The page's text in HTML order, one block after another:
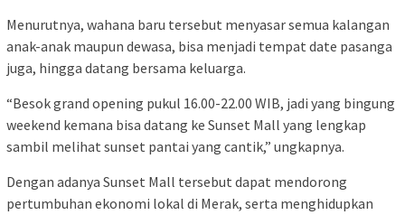
Menurutnya, wahana baru tersebut menyasar semua kalangan
anak-anak maupun dewasa, bisa menjadi tempat date pasanga
juga, hingga datang bersama keluarga.
“Besok grand opening pukul 16.00-22.00 WIB, jadi yang bingung
weekend kemana bisa datang ke Sunset Mall yang lengkap
sambil melihat sunset pantai yang cantik,” ungkapnya.
Dengan adanya Sunset Mall tersebut dapat mendorong
pertumbuhan ekonomi lokal di Merak, serta menghidupkan